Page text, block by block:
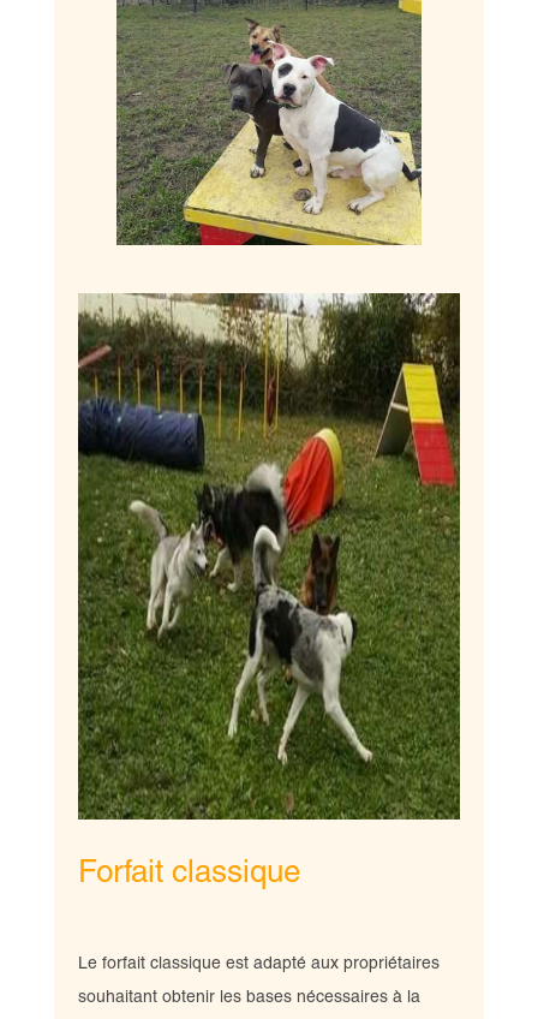
Forfait classique
Le forfait classique est adapté aux propriétaires
souhaitant obtenir les bases nécessaires à la